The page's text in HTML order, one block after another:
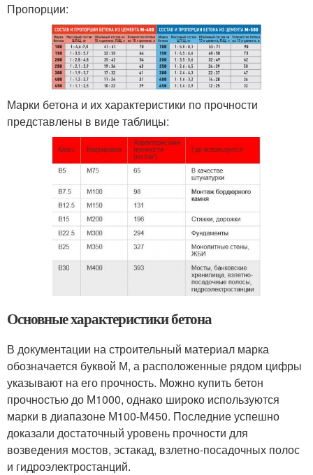
Пропорции:
Марки бетона и их характеристики по прочности
представлены в виде таблицы:
Основные характеристики бетона
В документации на строительный материал марка
обозначается буквой М, а расположенные рядом цифры
указывают на его прочность. Можно купить бетон
прочностью до М1000, однако широко используются
марки в диапазоне М100-М450. Последние успешно
доказали достаточный уровень прочности для
возведения мостов, эстакад, взлетно-посадочных полос
и гидроэлектростанций.